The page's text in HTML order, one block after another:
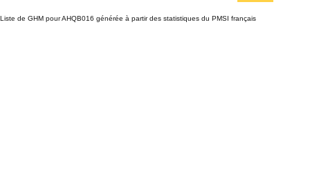
Liste de GHM pour AHQB016 générée à partir des statistiques du PMSI français